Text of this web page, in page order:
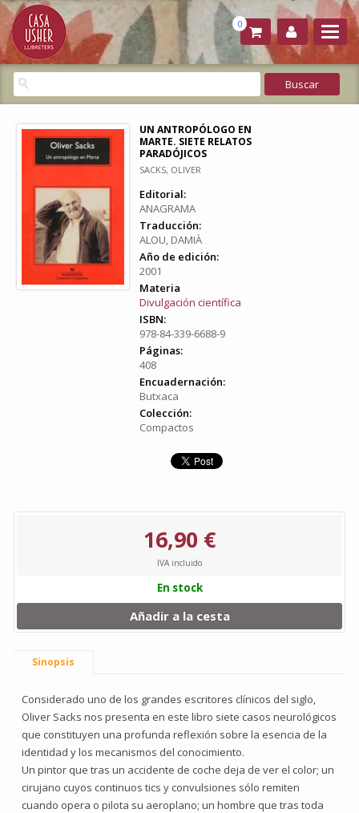
0
UN ANTROPÓLOGO EN
MARTE. SIETE RELATOS
PARADÓJICOS
SACKS, OLIVER
Editorial:
ANAGRAMA
Traducción:
ALOU, DAMIÀ
Año de edición:
2001
Materia
Divulgación científica
ISBN:
978-84-339-6688-9
Páginas:
408
Encuadernación:
Butxaca
Colección:
Compactos
16,90 €
IVA incluido
En stock
Añadir a la cesta
Sinopsis
Considerado uno de los grandes escritores clínicos del siglo,
Oliver Sacks nos presenta en este libro siete casos neurológicos
que constituyen una profunda reflexión sobre la esencia de la
identidad y los mecanismos del conocimiento.
Un pintor que tras un accidente de coche deja de ver el color; un
cirujano cuyos continuos tics y convulsiones sólo remiten
cuando opera o pilota su aeroplano; un hombre que tras toda